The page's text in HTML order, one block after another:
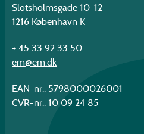
Slotsholmsgade 10-12
1216 København K
+ 45 33 92 33 50
em@em.dk
EAN-nr.: 5798000026001
CVR-nr.: 10 09 24 85